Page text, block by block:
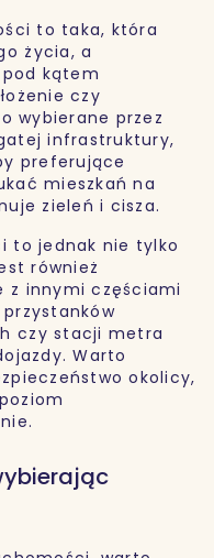
to taka, która
życia, a
kątem
czy
wybierane przez
infrastruktury,
preferujące
mieszkań na
zieleń i cisza.
to jednak nie tylko
również
z innymi częściami
czy stacji metra
Warto
okolicy,